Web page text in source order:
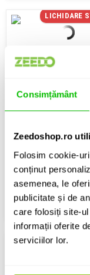
Consimțământ
Zeedoshop.ro
Folosim cookie-
conținut
asemenea, le
publicitate și de
care folosiți site-
informații oferite
serviciilor lor.
LICHIDARE
Casti over-ear cu
KZ Acoustics T10
449 Lei
IN STOC
ADAUGA IN